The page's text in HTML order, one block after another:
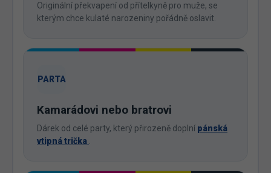
Originální překvapení od přítelkyně pro muže, se
kterým chce kulaté narozeniny pořádně oslavit.
PARTA
Kamarádovi nebo bratrovi
Dárek od celé party, který přirozeně doplní pánská
vtipná trička .